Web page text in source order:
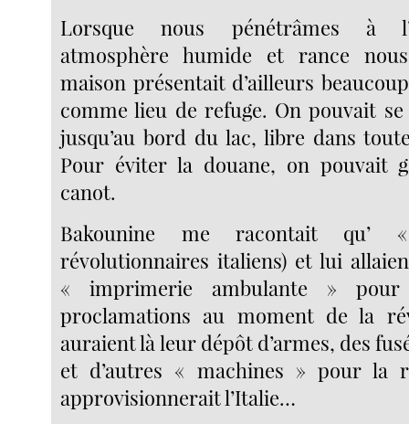
Lorsque nous pénétrâmes à
atmosphère humide et rance
maison présentait d’ailleurs
comme lieu de refuge. On pouvait
jusqu’au bord du lac, libre dans
Pour éviter la douane, on pouvait
canot.
Bakounine me racontait
révolutionnaires italiens) et lui
« imprimerie ambulante »
proclamations au moment de la
auraient là leur dépôt d’armes, des
et d’autres « machines » pour la
approvisionnerait l’Italie…